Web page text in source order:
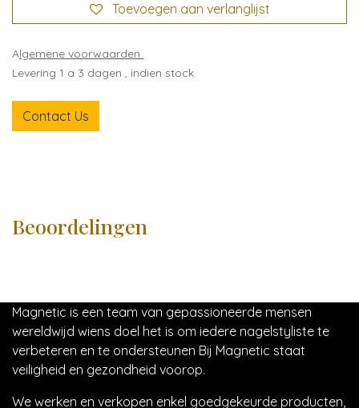
Toevoegen aan verlanglijst
Algemene voorwaarden
Levering 1 a 3 dagen , indien stock
Contact Us
Beoordelingen
Magnetic is een team van gepassioneerde mensen
wereldwijd wiens doel het is om iedere nagelstyliste te
verbeteren en te ondersteunen Bij Magnetic staat
veiligheid en gezondheid voorop.
We werken en verkopen enkel goedgekeurde producten,